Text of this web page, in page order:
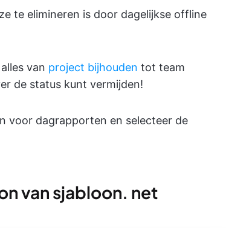
te elimineren is door dagelijkse offline
van project bijhouden tot team
de status kunt vermijden!
voor dagrapporten en selecteer de
van sjabloon. net